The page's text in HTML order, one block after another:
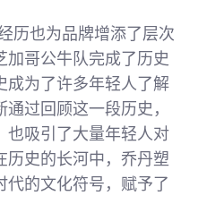
历也为品牌增添了层次
加哥公牛队完成了历史
成为了许多年轻人了解
过回顾这一段历史，
也吸引了大量年轻人对
历史的长河中，乔丹塑
代的文化符号，赋予了